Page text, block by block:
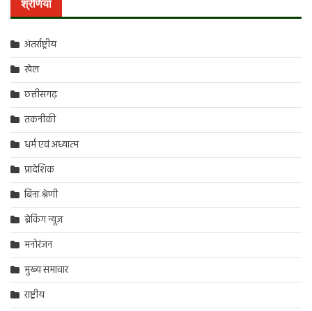
श्रेणियां
अंतर्राष्ट्रीय
खेल
छत्तीसगढ़
तकनीकी
धर्म एवं अध्यात्म
प्रादेशिक
बिना श्रेणी
ब्रेकिंग न्यूज़
मनोरंजन
मुख्य समाचार
राष्ट्रीय